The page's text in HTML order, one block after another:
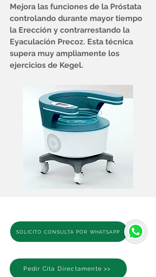
Mejora las funciones de la Próstata
controlando durante mayor tiempo
la Erección y contrarrestando la
Eyaculación Precoz. Esta técnica
supera muy ampliamente los
ejercicios de Kegel.
SOLICITO CONSULTA POR WHATSAPP
Pedir Cita Directamente >>